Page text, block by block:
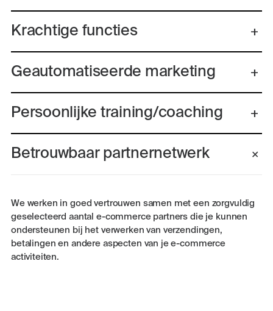
Krachtige functies
Geautomatiseerde marketing
Persoonlijke training/coaching
Betrouwbaar partnernetwerk
We werken in goed vertrouwen samen met een zorgvuldig
geselecteerd aantal e-commerce partners die je kunnen
ondersteunen bij het verwerken van verzendingen,
betalingen en andere aspecten van je e-commerce
activiteiten.